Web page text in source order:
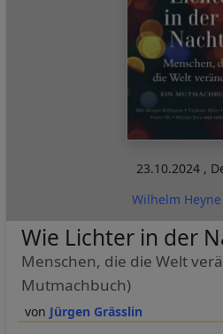
23.10.2024 ,
Wilhelm
Jürgen Grässlin
Wie Lichter in der
Menschen, die die Welt
Mutmachbuch)